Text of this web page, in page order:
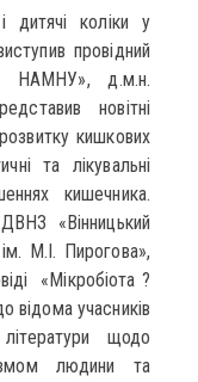
коліки у
провідний
НАМНУ», д.м.н.
новітні
кишкових
та лікувальні
кишечника.
«Вінницький
М.І. Пирогова»,
«Мікробіота ?
відома учасників
щодо
людини та